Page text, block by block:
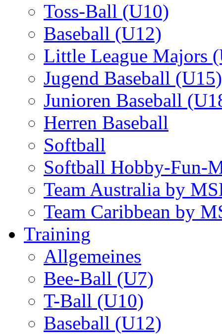
Toss-Ball (U10)
Baseball (U12)
Little League Majors
Jugend Baseball (U15)
Junioren Baseball
Herren Baseball
Softball
Softball Hobby-Fun-
Team Australia by
Team Caribbean by
Training
Allgemeines
Bee-Ball (U7)
T-Ball (U10)
Baseball (U12)